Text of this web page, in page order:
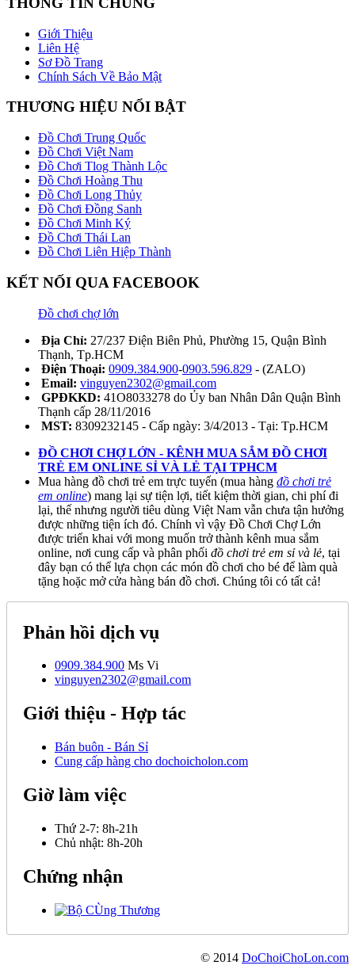
Giới Thiệu
Liên Hệ
Sơ Đồ Trang
Chính Sách Về Bảo Mật
THƯƠNG HIỆU NỔI BẬT
Đồ Chơi Trung Quốc
Đồ Chơi Việt Nam
Đồ Chơi Tlog Thành Lộc
Đồ Chơi Hoàng Thu
Đồ Chơi Long Thủy
Đồ Chơi Đồng Sanh
Đồ Chơi Minh Ký
Đồ Chơi Thái Lan
Đồ Chơi Liên Hiệp Thành
KẾT NỐI QUA FACEBOOK
Đồ chơi chợ lớn
Địa Chỉ: 27/237 Điện Biên Phủ, Phường 15, Quận Bình
Thạnh, Tp.HCM
Điện Thoại: 0909.384.900-0903.596.829 - (ZALO)
Email: vinguyen2302@gmail.com
GPĐKKD: 41O8033278 do Ủy ban Nhân Dân Quận Bình
Thạnh cấp 28/11/2016
MST: 8309232145 - Cấp ngày: 3/4/2013 - Tại: Tp.HCM
ĐỒ CHƠI CHỢ LỚN - KÊNH MUA SẮM ĐỒ CHƠI
TRẺ EM ONLINE SỈ VÀ LẺ TẠI TPHCM
Mua hàng đồ chơi trẻ em trực tuyến (mua hàng đồ chơi trẻ
em online) mang lại sự tiện lợi, tiết kiệm thời gian, chi phí đi
lại, thế nhưng người tiêu dùng Việt Nam vẫn chưa tận hưởng
được những tiện ích đó. Chính vì vậy Đồ Chơi Chợ Lớn
được triển khai với mong muốn trở thành kênh mua sắm
online, nơi cung cấp và phân phối đồ chơi trẻ em sỉ và lẻ, tại
đây bạn có thể lựa chọn các món đồ chơi cho bé để làm quà
tặng hoặc mở cửa hàng bán đồ chơi. Chúng tôi có tất cả!
Phản hồi dịch vụ
0909.384.900 Ms Vi
vinguyen2302@gmail.com
Giới thiệu - Hợp tác
Bán buôn - Bán Sỉ
Cung cấp hàng cho dochoicholon.com
Giờ làm việc
Thứ 2-7: 8h-21h
Chủ nhật: 8h-20h
Chứng nhận
© 2014 DoChoiChoLon.com